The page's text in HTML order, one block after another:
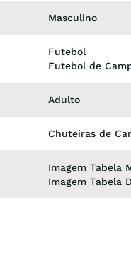
Masculino
Futebol
Futebol de
Adulto
Chuteiras de
Imagem Tabela
Imagem Tabela